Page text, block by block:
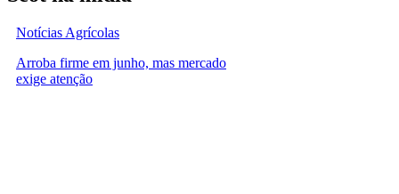
Notícias Agrícolas
Arroba firme em junho, mas mercado
exige atenção